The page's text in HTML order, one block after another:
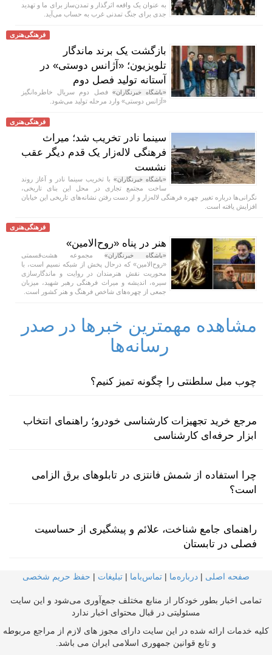
به عنوان یک واقعه اثرگذار و تمدن‌ساز برای ما و تهدید
جدی برای جنگ تمدنی غرب به حساب می‌آید.
فرهنگی‌هنری
بازگشت یک برند ماندگار
تلویزیون؛ «آژانس دوستی» در
آستانه تولید فصل دوم
«باشگاه خبرنگاران» فصل دوم سریال خاطره‌انگیز
«آژانس دوستی» وارد مرحله تولید می‌شود.
فرهنگی‌هنری
سینما نادر تخریب شد؛ میراث
فرهنگی لاله‌زار یک قدم دیگر عقب
نشست
«باشگاه خبرنگاران» با تخریب سینما نادر و آغاز روند
ساخت مجتمع تجاری در محل این بنای تاریخی،
نگرانی‌ها درباره تغییر چهره فرهنگی لاله‌زار و از دست رفتن نشانه‌های تاریخی این خیابان
افزایش یافته است.
فرهنگی‌هنری
هنر در پناه «روح‌الامین»
«باشگاه خبرنگاران»مجموعه هشت‌قسمتی
«روح‌الامین» که درحال پخش از شبکه نسیم است، با
محوریت نقش هنرمندان در روایت و ماندگارسازی
سیره، اندیشه و میراث فرهنگی رهبر شهید، میزبان
جمعی از چهره‌های شاخص فرهنگ و هنر کشور است.
مشاهده مهمترین خبرها در صدر
رسانه‌ها
چوب مبل سلطنتی را چگونه تمیز کنیم؟
مرجع خرید تجهیزات کارشناسی خودرو؛ راهنمای انتخاب
ابزار حرفه‌ای کارشناسی
چرا استفاده از شمش فانتزی در تابلوهای برق الزامی
است؟
راهنمای جامع شناخت، علائم و پیشگیری از حساسیت
فصلی در تابستان
صفحه اصلی | درباره‌ما | تماس‌با‌ما | تبلیغات | حفظ حریم شخصی
تمامی اخبار بطور خودکار از منابع مختلف جمع‌آوری می‌شود و این سایت
مسئولیتی در قبال محتوای اخبار ندارد
کلیه خدمات ارائه شده در این سایت دارای مجوز های لازم از مراجع مربوطه
و تابع قوانین جمهوری اسلامی ایران می باشد.